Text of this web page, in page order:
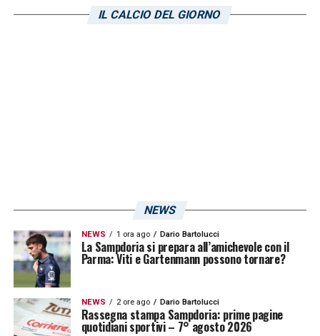
IL CALCIO DEL GIORNO
NEWS
NEWS 1 ora ago Dario Bartolucci
La Sampdoria si prepara all’amichevole con il
Parma: Viti e Gartenmann possono tornare?
NEWS 2 ore ago Dario Bartolucci
Rassegna stampa Sampdoria: prime pagine
quotidiani sportivi – 7° agosto 2026